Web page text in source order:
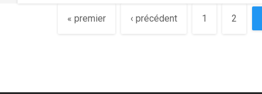
Pages« premier ‹ précédent 1 2